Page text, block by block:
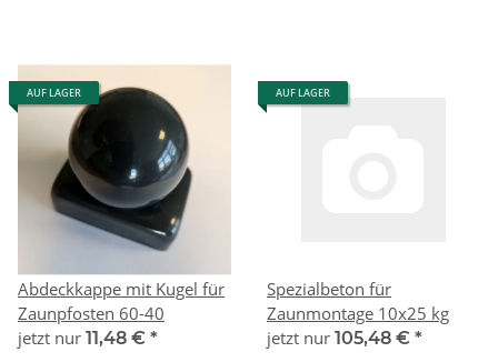
AUF LAGER
Abdeckkappe mit Kugel für
Zaunpfosten 60-40
jetzt nur 11,48 € *
AUF LAGER
Spezialbeton für
Zaunmontage 10x25 kg
jetzt nur 105,48 € *